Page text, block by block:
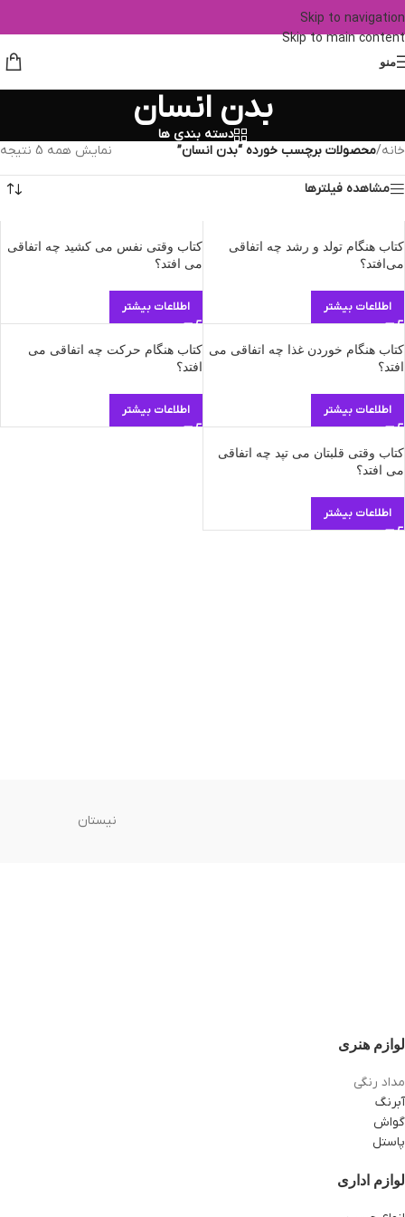
Skip to navigation
Skip to main content
منو
بدن انسان
دسته بندی ها
خانه/محصولات برچسب خورده “بدن انسان” نمایش همه 5 نتیجه
مشاهده فیلترها
کتاب هنگام تولد و رشد چه اتفاقی
می‌افتد؟
اطلاعات بیشتر
کتاب وقتی نفس می کشید چه اتفاقی
می افتد؟
اطلاعات بیشتر
کتاب هنگام خوردن غذا چه اتفاقی می
افتد؟
اطلاعات بیشتر
کتاب هنگام حرکت چه اتفاقی می
افتد؟
اطلاعات بیشتر
کتاب وقتی قلبتان می تپد چه اتفاقی
می افتد؟
اطلاعات بیشتر
نیستان
لوازم هنری
مداد رنگی
آبرنگ
گواش
پاستل
لوازم اداری